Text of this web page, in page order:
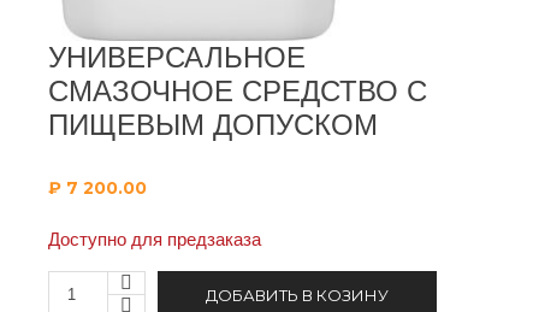
УНИВЕРСАЛЬНОЕ
СМАЗОЧНОЕ СРЕДСТВО С
ПИЩЕВЫМ ДОПУСКОМ
₽ 7 200.00
Доступно для предзаказа
ДОБАВИТЬ В КОЗИНУ